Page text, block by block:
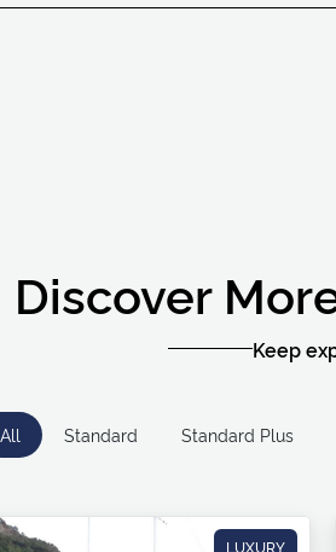
Discover
Keep
All Standard Standard Plus
LUXURY